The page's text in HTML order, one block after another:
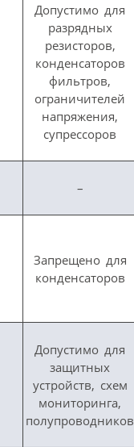
Допустимо для
разрядных
резисторов,
конденсаторов
фильтров,
ограничителей
напряжения,
супрессоров
–
Запрещено для
конденсаторов
Допустимо для
защитных
устройств, схем
мониторинга,
полупроводников